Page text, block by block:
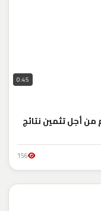
0:45
أجل تثمين نتائج
156